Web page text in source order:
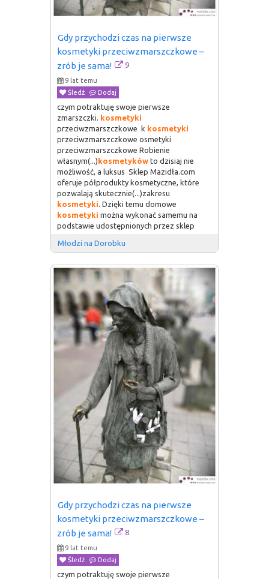
Gdy przychodzi czas na pierwsze
kosmetyki przeciwzmarszczkowe –
zrób je sama!
9
9 lat temu
Śledź
Dodaj
czym potraktuję swoje pierwsze
zmarszczki. kosmetyki
przeciwzmarszczkowe k kosmetyki
przeciwzmarszczkowe osmetyki
przeciwzmarszczkowe Robienie
własnym(...) kosmetyków to dzisiaj nie
możliwość, a luksus Sklep Mazidła.com
oferuje półprodukty kosmetyczne, które
pozwalają skutecznie(...)zakresu
kosmetyki. Dzięki temu domowe
kosmetyki można wykonać samemu na
podstawie udostępnionych przez sklep
Młodzi na Dorobku
Gdy przychodzi czas na pierwsze
kosmetyki przeciwzmarszczkowe –
zrób je sama!
8
9 lat temu
Śledź
Dodaj
czym potraktuję swoje pierwsze